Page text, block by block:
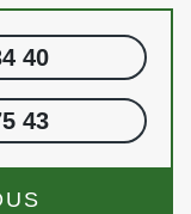
40
43